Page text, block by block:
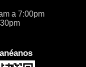
a 7:00pm